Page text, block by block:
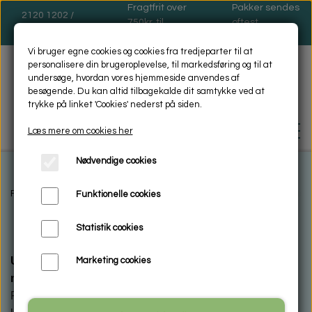
2120 1202 /
Fragtfrit over
750kr. til
Pakker sendes
oftest
FORSIDE
BIOSOL - MILJØVENLIG -
RENGØRING
Forside Galleri shop Glas håndlavet
Unikke håndlavede fyrfadsstager lavet i Bullseye glas i
mange farver.
Fyrfadsstagene er lavet i mange skønne farver, og det er
Vi bruger egne cookies og cookies fra tredjeparter til at
personalisere din brugeroplevelse, til markedsføring og til at
undersøge, hvordan vores hjemmeside anvendes af
besøgende. Du kan altid tilbagekalde dit samtykke ved at
trykke på linket 'Cookies' nederst på siden.
Læs mere om cookies her
Nødvendige cookies
Funktionelle cookies
Statistik cookies
Marketing cookies